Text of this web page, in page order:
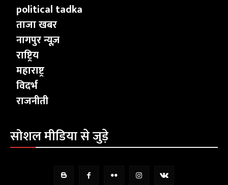
political tadka
ताजा खबर
नागपुर न्यूज़
राष्ट्रिय
महाराष्ट्र
विदर्भ
राजनीती
सोशल मीडिया से जुड़े